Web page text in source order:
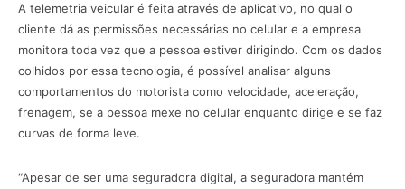
A telemetria veicular é feita através de aplicativo, no qual o
cliente dá as permissões necessárias no celular e a empresa
monitora toda vez que a pessoa estiver dirigindo. Com os dados
colhidos por essa tecnologia, é possível analisar alguns
comportamentos do motorista como velocidade, aceleração,
frenagem, se a pessoa mexe no celular enquanto dirige e se faz
curvas de forma leve.
“Apesar de ser uma seguradora digital, a seguradora mantém